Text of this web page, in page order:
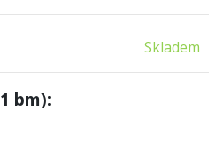
Skladem
1 bm):